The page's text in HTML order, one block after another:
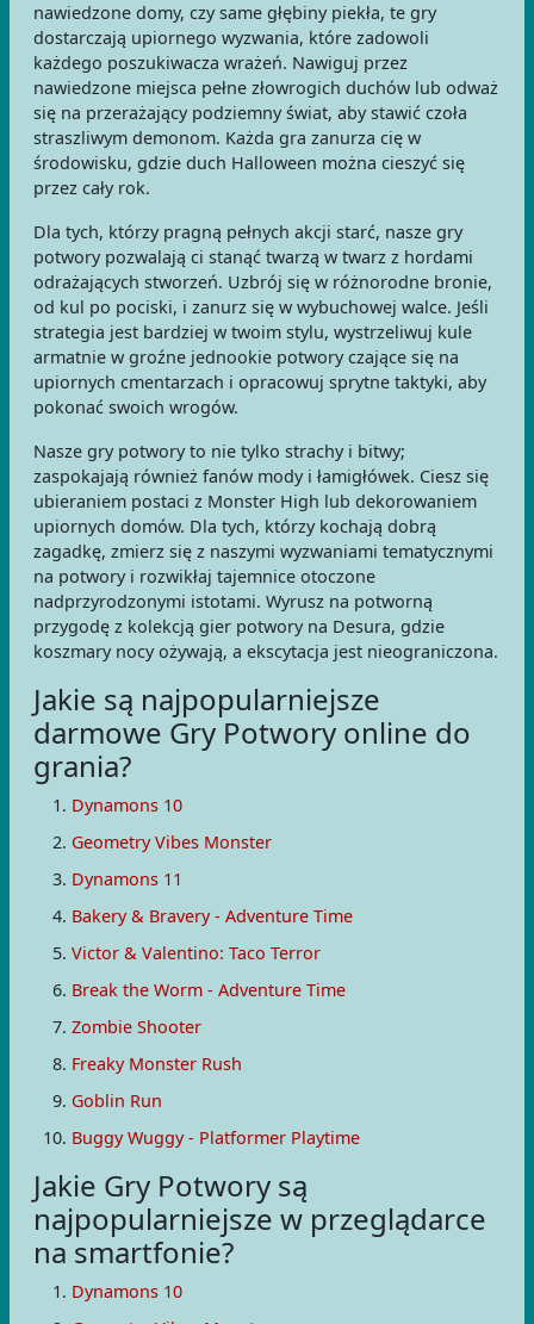
nawiedzone domy, czy same głębiny piekła, te gry
dostarczają upiornego wyzwania, które zadowoli
każdego poszukiwacza wrażeń. Nawiguj przez
nawiedzone miejsca pełne złowrogich duchów lub odważ
się na przerażający podziemny świat, aby stawić czoła
straszliwym demonom. Każda gra zanurza cię w
środowisku, gdzie duch Halloween można cieszyć się
przez cały rok.
Dla tych, którzy pragną pełnych akcji starć, nasze gry
potwory pozwalają ci stanąć twarzą w twarz z hordami
odrażających stworzeń. Uzbrój się w różnorodne bronie,
od kul po pociski, i zanurz się w wybuchowej walce. Jeśli
strategia jest bardziej w twoim stylu, wystrzeliwuj kule
armatnie w groźne jednookie potwory czające się na
upiornych cmentarzach i opracowuj sprytne taktyki, aby
pokonać swoich wrogów.
Nasze gry potwory to nie tylko strachy i bitwy;
zaspokajają również fanów mody i łamigłówek. Ciesz się
ubieraniem postaci z Monster High lub dekorowaniem
upiornych domów. Dla tych, którzy kochają dobrą
zagadkę, zmierz się z naszymi wyzwaniami tematycznymi
na potwory i rozwikłaj tajemnice otoczone
nadprzyrodzonymi istotami. Wyrusz na potworną
przygodę z kolekcją gier potwory na Desura, gdzie
koszmary nocy ożywają, a ekscytacja jest nieograniczona.
Jakie są najpopularniejsze
darmowe Gry Potwory online do
grania?
Dynamons 10
Geometry Vibes Monster
Dynamons 11
Bakery & Bravery - Adventure Time
Victor & Valentino: Taco Terror
Break the Worm - Adventure Time
Zombie Shooter
Freaky Monster Rush
Goblin Run
Buggy Wuggy - Platformer Playtime
Jakie Gry Potwory są
najpopularniejsze w przeglądarce
na smartfonie?
Dynamons 10